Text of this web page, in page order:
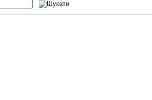
скла, обробка скла, вітражі!